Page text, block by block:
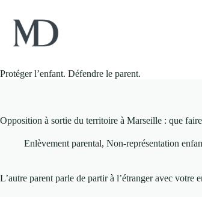
contenu
Protéger l’enfant. Défendre le parent.
Opposition à sortie du territoire à Marseille : que
Enlèvement parental, Non-représentation
L’autre parent parle de partir à l’étranger avec